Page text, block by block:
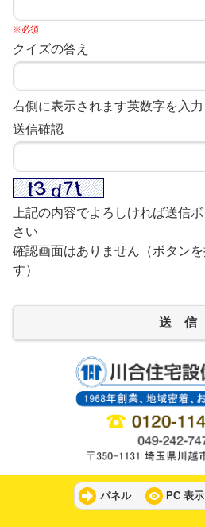
※必須
クイズの答え
右側に表示されます英数字を入力
送信確認
上記の内容でよろしければ送信
さい
確認画面はありません（ボタン
す）
送 信
パネル PC 表示